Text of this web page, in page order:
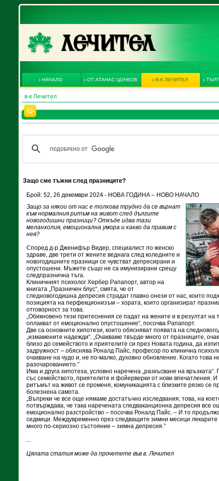
НАЧАЛО ОТ АТАНАС ЦОНКОВ В-К ЛЕЧИТЕЛ
в-к Лечител
Защо сме тъжни след празниците?
Брой: 52, 26 декември 2024 - НОВА ГОДИНА – НОВО НАЧАЛО
Защо за някои от нас е толкова трудно да се върнат
към нормалния ритъм на живот след дългите
новогодишни празници? Откъде идва тази
меланхолия, емоционална умора и какво да правим с
нея?
Според д-р Дженифър Видер, специалист по женско
здраве, две трети от жените веднага след коледните и
новогодишните празници се чувстват депресирани и
опустошени. Мъжете също не са имунизирани срещу
следпразнична тъга.
Клиничният психолог Хербер Рапапорт, автор на
книгата „Празничен блус“, смята, че от
следновогодишна депресия страдат главно онези от нас, които
позицията на перфекционизъм – хората, които организират
отговорност за това.
„Обикновено тези притеснения се падат на жените и в резултат на
оплакват от емоционално опустошение“, посочва Рапапорт.
Две са основните хипотези, които обясняват появата на
„измамените надежди“. „Очакваме твърде много от празниците,
близо до семейството и приятелите си през Новата година, да
задружност – обяснява Роналд Пайс, професор по клинична
очакване на чудо и, не по-малко, духовно обновление. Когато това
разочарованието.”
Има и друга хипотеза, условно наречена „разкъсване на
със семейството, приятелите и фойерверки от нови впечатления.
ритъмът на живот се променя, комуникацията с близките рязко се
болезнена самота.
„Въпреки че все още нямаме достатъчно изследвания, това, на
потвърждава, че така наречената следваканционна депресия все
емоционално разстройство – посочва Роналд Пайс. – И то
седмици. Междувременно през следващите зимни месеци лекарите
много по-сериозно състояние – зимна депресия.”
...
Цялата статия може да прочетете във в. Лечител